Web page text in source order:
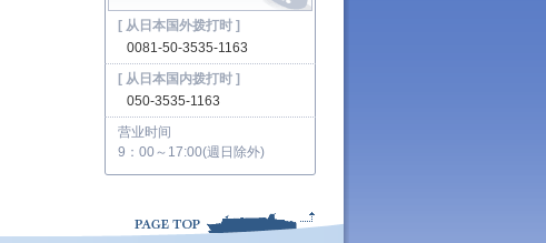
[ 从日本国外拨打时 ]
0081-50-3535-1163
[ 从日本国内拨打时 ]
050-3535-1163
营业时间
9：00～17:00(週日除外)